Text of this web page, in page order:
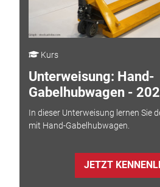
Kurs
Unterweisung: Hand-
Gabelhubwagen -
In dieser Unterweisung lernen Sie
mit Hand-Gabelhubwagen.
JETZT